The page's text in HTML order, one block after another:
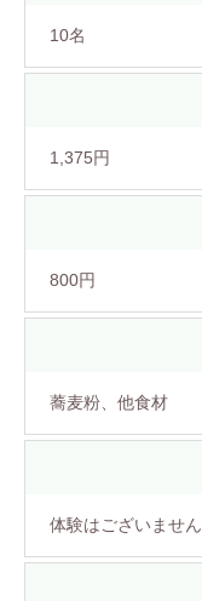
10名
1,375円
800円
蕎麦粉、他食材
体験はございません